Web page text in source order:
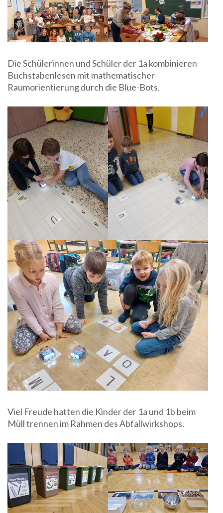
Die Schülerinnen und Schüler der 1a kombinieren
Buchstabenlesen mit mathematischer
Raumorientierung durch die Blue-Bots.
Viel Freude hatten die Kinder der 1a und 1b beim
Müll trennen im Rahmen des Abfallwirkshops.